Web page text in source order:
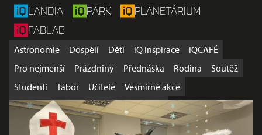
LANDIA PARK
PLANETÁRIUM
FABLAB
Astronomie Dospělí Děti iQ inspirace
iQCAFÉ
Pro nejmenší
Prázdniny Přednáška Rodina
Soutěž
Studenti
Tábor Učitelé
Vesmírné akce
Výhodná nabídka
Workshop Školy